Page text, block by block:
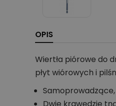
OPIS
Wiertła piórowe do
płyt wiórowych i